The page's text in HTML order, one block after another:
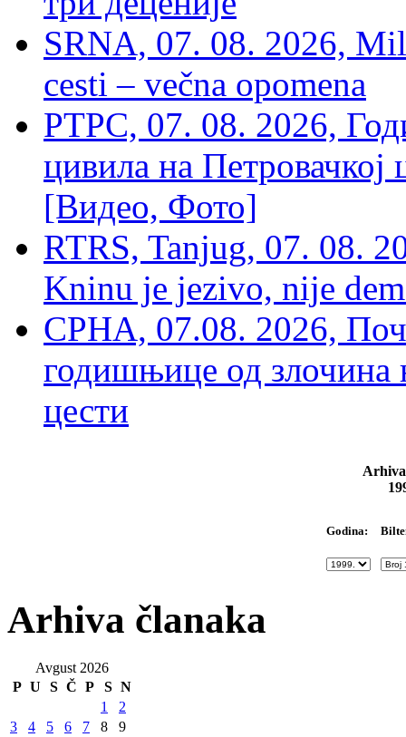
SRNA, 07. 08. 2026,
cesti – večna opomena
РТРС, 07. 08. 2026,
цивила на Петровачкој
[Видео, Фото]
RTRS, Tanjug, 07. 08.
Kninu je jezivo, nije
СРНА, 07.08. 2026,
годишњице од злочина
цести
Godina:
Arhiva članaka
Avgust 2026
P U S Č P S N
1
2
3
4 5 6 7 8
9